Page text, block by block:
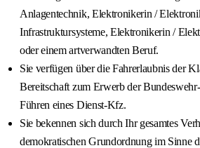
Anlagentechnik, Elektronikerin /
Infrastruktursysteme, Elektronikerin /
oder einem artverwandten Beruf.
Sie verfügen über die Fahrerlaubnis der
Bereitschaft zum Erwerb der
Führen eines Dienst-Kfz.
Sie bekennen sich durch Ihr gesamtes
demokratischen Grundordnung im Sinne